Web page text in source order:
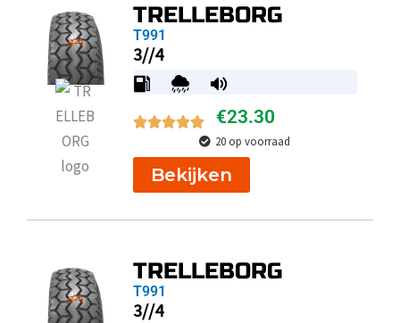
TRELLEBORG
T991
3//4
€23.30
20 op voorraad
Bekijken
TRELLEBORG
T991
3//4